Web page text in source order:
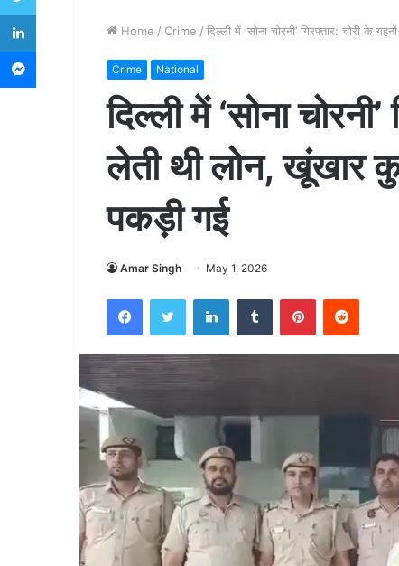
Home / Crime / दिल्ली में ‘सोना चोरनी’ गिरफ्तार: चोरी के
Crime National
दिल्ली में ‘सोना
लेती थी लोन, खूंखार
पकड़ी गई
Amar Singh May 1, 2026